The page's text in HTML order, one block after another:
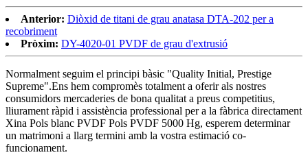
Anterior: Diòxid de titani de grau anatasa DTA-202 per a
recobriment
Pròxim: DY-4020-01 PVDF de grau d'extrusió
Normalment seguim el principi bàsic "Quality Initial, Prestige
Supreme".Ens hem compromès totalment a oferir als nostres
consumidors mercaderies de bona qualitat a preus competitius,
lliurament ràpid i assistència professional per a la fàbrica directament
Xina Pols blanc PVDF Pols PVDF 5000 Hg, esperem determinar
un matrimoni a llarg termini amb la vostra estimació co-
funcionament.